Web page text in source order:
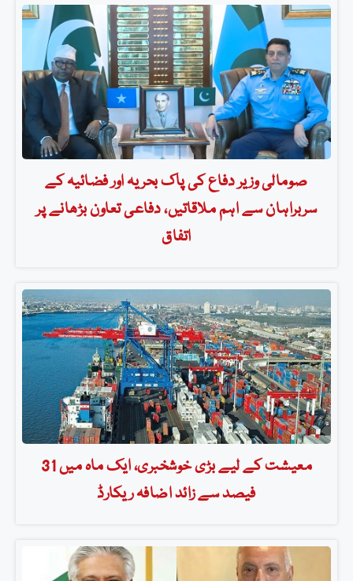
صومالی وزیر دفاع کی پاک بحریہ اور فضائیہ کے
سربراہان سے اہم ملاقاتیں، دفاعی تعاون بڑھانے پر
اتفاق
معیشت کے لیے بڑی خوشخبری، ایک ماہ میں 31
فیصد سے زائد اضافہ ریکارڈ